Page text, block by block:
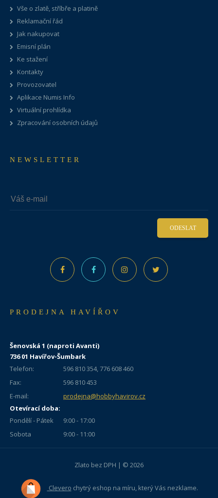
Vše o zlatě, stříbře a platině
Reklamační řád
Jak nakupovat
Emisní plán
Ke stažení
Kontakty
Provozovatel
Aplikace Numis Info
Virtuální prohlídka
Zpracování osobních údajů
NEWSLETTER
ODESLAT
PRODEJNA HAVÍŘOV
Šenovská 1 (naproti Avanti)
736 01 Havířov-Šumbark
Telefon:
596 810 354, 776 608 460
Fax:
596 810 453
E-mail:
prodejna@hobbyhavirov.cz
Otevírací doba:
Pondělí - Pátek
9:00 - 17:00
Sobota
9:00 - 11:00
Zlato bez DPH | © 2026
Clevero chytrý eshop na míru, který Vás nezklame.